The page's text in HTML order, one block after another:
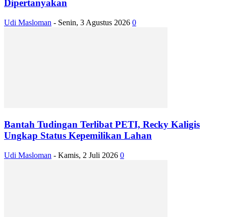
Dipertanyakan
Udi Masloman - Senin, 3 Agustus 2026 0
Bantah Tudingan Terlibat PETI, Recky Kaligis
Ungkap Status Kepemilikan Lahan
Udi Masloman - Kamis, 2 Juli 2026 0